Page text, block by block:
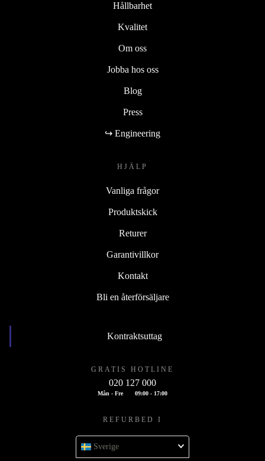
Hållbarhet
Kvalitet
Om oss
Jobba hos oss
Blog
Press
↪ Engineering
HJÄLP
Vanliga frågor
Produktskick
Returer
Garantivillkor
Kontakt
Bli en återförsäljare
Kontraktsuttag
GRATIS HOTLINE
020 127 000
Mån - Fre 09:00 - 17:00
REFURBED I
Sverige